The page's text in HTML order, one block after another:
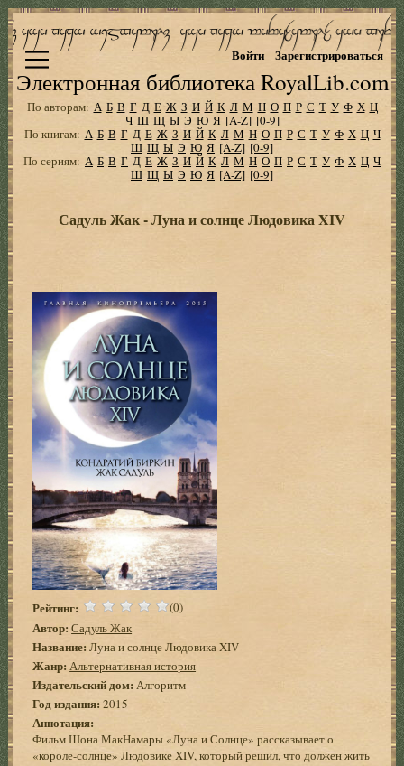
Электронная библиотека RoyalLib.com
Войти Зарегистрироваться
По авторам: А Б В Г Д Е Ж З И Й К Л М Н О П Р С Т У Ф Х Ц
Ч Ш Щ Ы Э Ю Я [A-Z] [0-9]
По книгам: А Б В Г Д Е Ж З И Й К Л М Н О П Р С Т У Ф Х Ц Ч
Ш Щ Ы Э Ю Я [A-Z] [0-9]
По сериям: А Б В Г Д Е Ж З И Й К Л М Н О П Р С Т У Ф Х Ц Ч
Ш Щ Ы Э Ю Я [A-Z] [0-9]
Садуль Жак - Луна и солнце Людовика XIV
Рейтинг: (0)
Автор: Садуль Жак
Название: Луна и солнце Людовика XIV
Жанр: Альтернативная история
Издательский дом: Алгоритм
Год издания: 2015
Аннотация:
Фильм Шона МакНамары «Луна и Солнце» рассказывает о
«короле-солнце» Людовике XIV, который решил, что должен жить